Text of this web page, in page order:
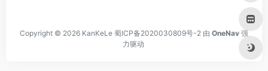
Copyright © 2026 KanKeLe 蜀ICP备2020030809号-2 由 OneNav 强
力驱动